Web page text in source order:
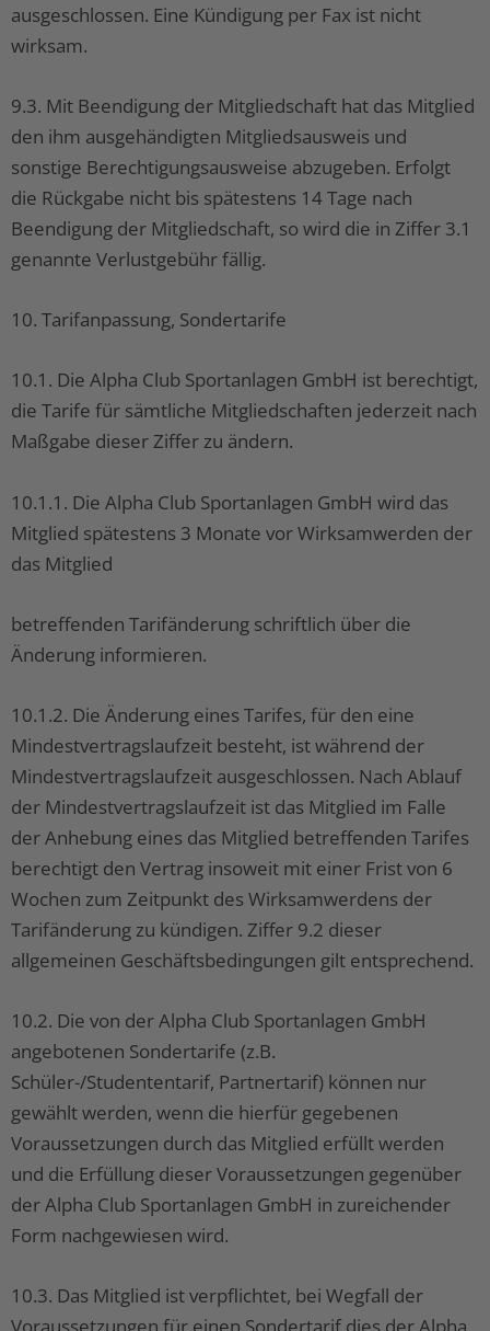
ausgeschlossen. Eine Kündigung per Fax ist nicht
wirksam.
9.3. Mit Beendigung der Mitgliedschaft hat das Mitglied
den ihm ausgehändigten Mitgliedsausweis und
sonstige Berechtigungsausweise abzugeben. Erfolgt
die Rückgabe nicht bis spätestens 14 Tage nach
Beendigung der Mitgliedschaft, so wird die in Ziffer 3.1
genannte Verlustgebühr fällig.
10. Tarifanpassung, Sondertarife
10.1. Die Alpha Club Sportanlagen GmbH ist berechtigt,
die Tarife für sämtliche Mitgliedschaften jederzeit nach
Maßgabe dieser Ziffer zu ändern.
10.1.1. Die Alpha Club Sportanlagen GmbH wird das
Mitglied spätestens 3 Monate vor Wirksamwerden der
das Mitglied
betreffenden Tarifänderung schriftlich über die
Änderung informieren.
10.1.2. Die Änderung eines Tarifes, für den eine
Mindestvertragslaufzeit besteht, ist während der
Mindestvertragslaufzeit ausgeschlossen. Nach Ablauf
der Mindestvertragslaufzeit ist das Mitglied im Falle
der Anhebung eines das Mitglied betreffenden Tarifes
berechtigt den Vertrag insoweit mit einer Frist von 6
Wochen zum Zeitpunkt des Wirksamwerdens der
Tarifänderung zu kündigen. Ziffer 9.2 dieser
allgemeinen Geschäftsbedingungen gilt entsprechend.
10.2. Die von der Alpha Club Sportanlagen GmbH
angebotenen Sondertarife (z.B.
Schüler-/Studententarif, Partnertarif) können nur
gewählt werden, wenn die hierfür gegebenen
Voraussetzungen durch das Mitglied erfüllt werden
und die Erfüllung dieser Voraussetzungen gegenüber
der Alpha Club Sportanlagen GmbH in zureichender
Form nachgewiesen wird.
10.3. Das Mitglied ist verpflichtet, bei Wegfall der